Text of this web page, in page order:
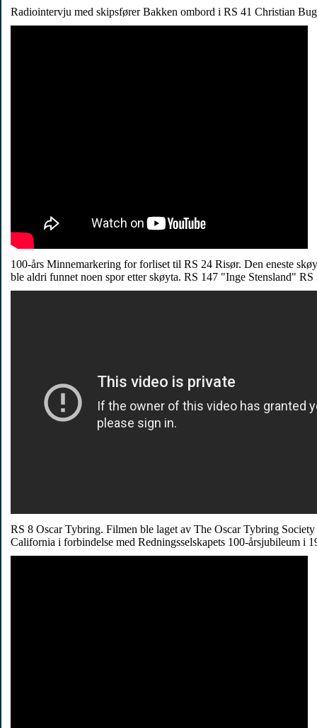
Radiointervju med skipsfører Bakken ombord i RS 41 Christian
100-års Minnemarkering for forliset til RS 24 Risør. Den eneste
ble aldri funnet noen spor etter skøyta. RS 147 "Inge Stensland"
RS 8 Oscar Tybring. Filmen ble laget av The Oscar Tybring
California i forbindelse med Redningsselskapets 100-årsjubileum i